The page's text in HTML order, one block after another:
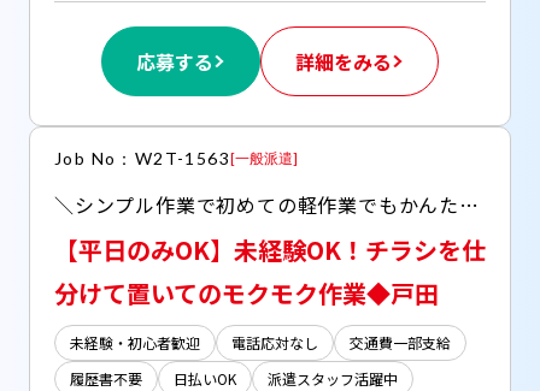
応募する 詳細をみる
Job No：W2T-1563[一般派遣]
＼シンプル作業で初めての軽作業でもかんたん♪／ ◆お好きな曜日を選んで固定OK！ ◆ピンチな時に助かる【日払いOK】
【平日のみOK】未経験OK！チラシを仕
分けて置いてのモクモク作業◆戸田
未経験・初心者歓迎 電話応対なし
交通費一部支給
履歴書不要
日払いOK
派遣スタッフ活躍中